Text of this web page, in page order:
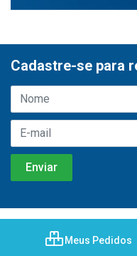
Cadastre-se para
Meus Pedidos